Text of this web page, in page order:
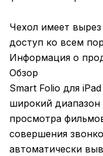
Чехол имеет
доступ ко всем
Информация о
Обзор
Smart Folio для
широкий диапазон
просмотра
совершения
автоматически